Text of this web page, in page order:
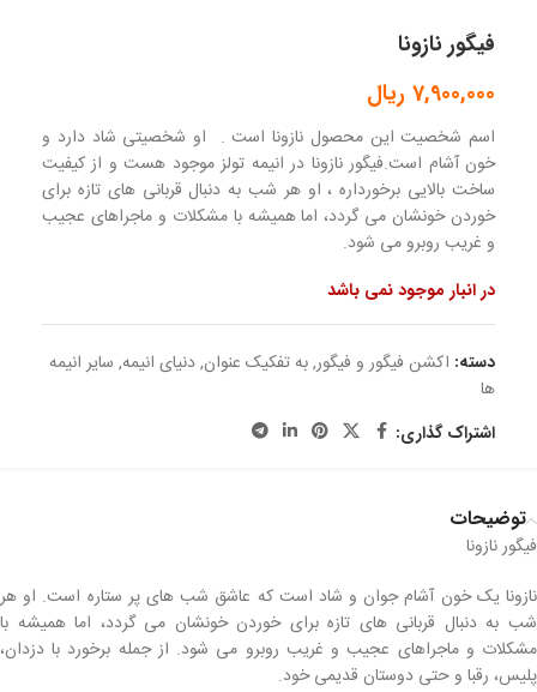
فیگور نازونا
7,900,000 ریال
اسم شخصیت این محصول نازونا است . او شخصیتی شاد دارد و
خون آشام است.فیگور نازونا در انیمه تولز موجود هست و از کیفیت
ساخت بالایی برخورداره ، او هر شب به دنبال قربانی های تازه برای
خوردن خونشان می گردد، اما همیشه با مشکلات و ماجراهای عجیب
و غریب روبرو می شود.
در انبار موجود نمی باشد
دسته: اکشن فیگور و فیگور,به تفکیک عنوان,دنیای انیمه, سایر انیمه
ها
اشتراک گذاری:
توضیحات
فیگور نازونا
نازونا یک خون آشام جوان و شاد است که عاشق شب های پر ستاره است. او هر
شب به دنبال قربانی های تازه برای خوردن خونشان می گردد، اما همیشه با
مشکلات و ماجراهای عجیب و غریب روبرو می شود. از جمله برخورد با دزدان،
پلیس، رقبا و حتی دوستان قدیمی خود.